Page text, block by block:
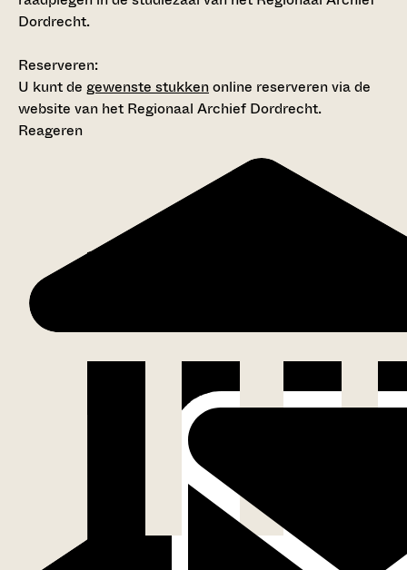
Dordrecht.
Reserveren:
U kunt de gewenste stukkenonline reserveren via de
website van het Regionaal Archief Dordrecht.
Reageren